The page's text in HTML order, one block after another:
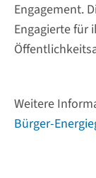
Engagement.
Engagierte für
Weitere
Bürger-